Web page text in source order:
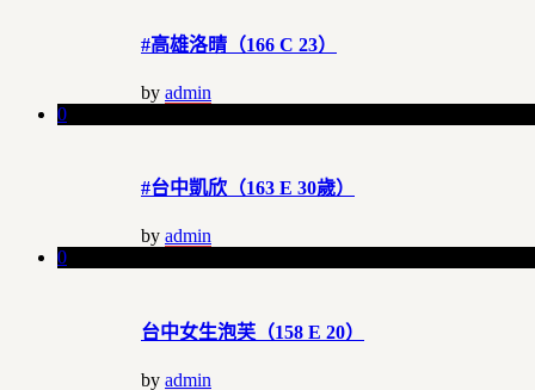
#高雄洛晴（166 C 23）
by admin
0
#台中凱欣（163 E 30歲）
by admin
0
台中女生泡芙（158 E 20）
by admin